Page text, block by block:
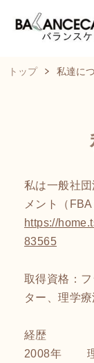
トップ 私達に
私は一般社
メント（
https://
83565
取得資格：
ター、理学
経歴
2008年 理